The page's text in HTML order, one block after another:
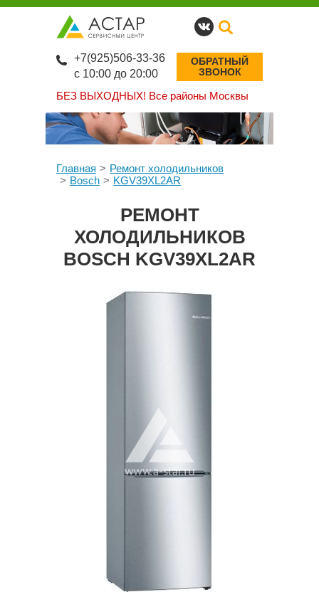
БЕЗ ВЫХОДНЫХ! Все районы Москвы
+7(925)506-33-36
с 10:00 до 20:00
ОБРАТНЫЙ
ЗВОНОК
Главная
Ремонт холодильников
Bosch
KGV39XL2AR
РЕМОНТ
ХОЛОДИЛЬНИКОВ
BOSCH KGV39XL2AR